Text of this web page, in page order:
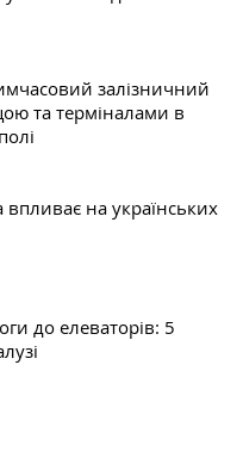
залізничний
та терміналами в
впливає на українських
до елеваторів: 5